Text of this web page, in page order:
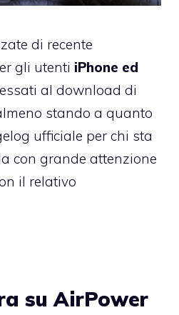
di recente
gli utenti iPhone ed
al download di
stando a quanto
ufficiale per chi sta
con grande attenzione
il relativo
su AirPower